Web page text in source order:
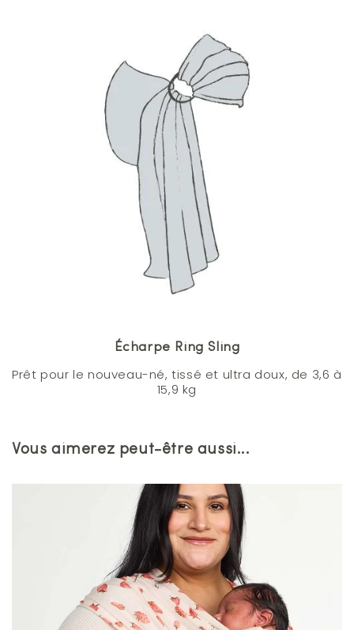
Écharpe Ring Sling
Prêt pour le nouveau-né, tissé et ultra doux, de 3,6 à
15,9 kg
Vous aimerez peut-être aussi...